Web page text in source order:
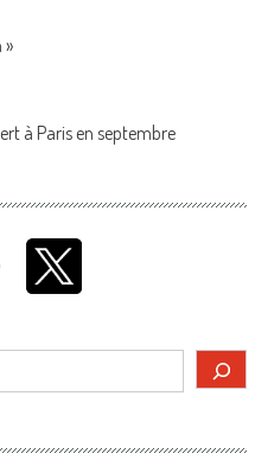
»
à Paris en septembre